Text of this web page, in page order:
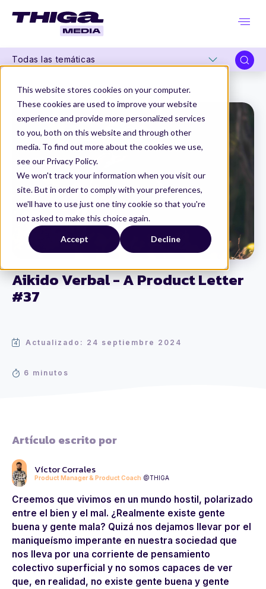
This website stores cookies on your computer.
These cookies are used to improve your website
experience and provide more personalized services
to you, both on this website and through other
media. To find out more about the cookies we use,
see our Privacy Policy.
We won't track your information when you visit our
site. But in order to comply with your preferences,
we'll have to use just one tiny cookie so that you're
not asked to make this choice again.
Accept Decline
Todas las temáticas
Aikido Verbal - A Product Letter
#37
Actualizado: 24 septiembre 2024
6 minutos
Thiga Media Editorial Aikido Verbal - A Product Letter #37
Artículo escrito por
Víctor Corrales
Product Manager & Product Coach @THIGA
Creemos que vivimos en un mundo hostil, polarizado
entre el bien y el mal. ¿Realmente existe gente
buena y gente mala? Quizá nos dejamos llevar por el
maniqueísmo imperante en nuestra sociedad que
nos lleva por una corriente de pensamiento
colectivo superficial y no somos capaces de ver
que, en realidad, no existe gente buena y gente